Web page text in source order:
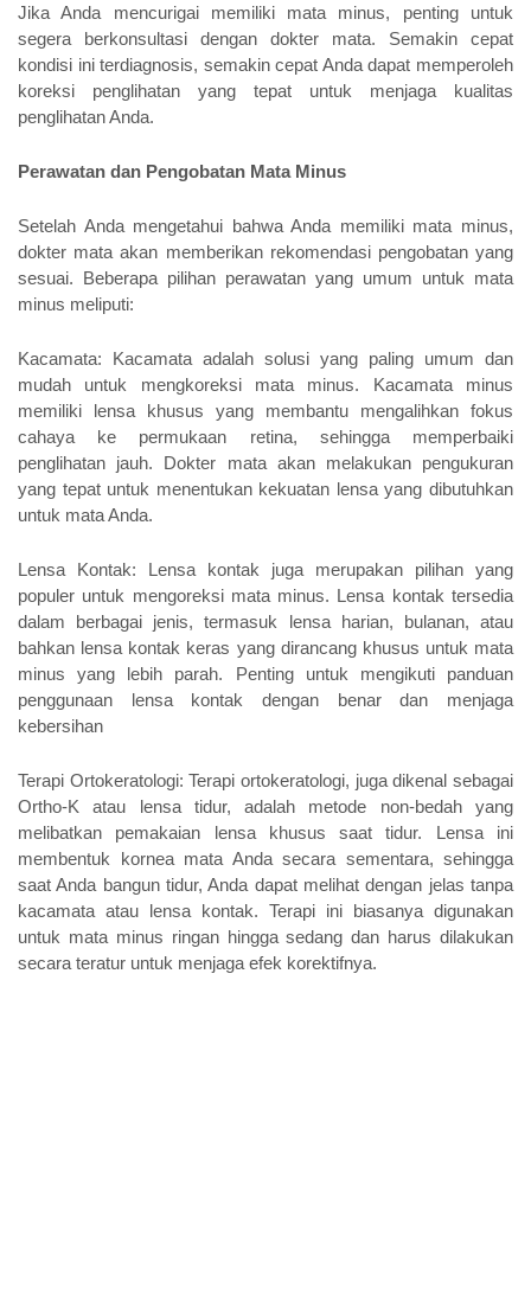
Jika Anda mencurigai memiliki mata minus, penting untuk
segera berkonsultasi dengan dokter mata. Semakin cepat
kondisi ini terdiagnosis, semakin cepat Anda dapat memperoleh
koreksi penglihatan yang tepat untuk menjaga kualitas
penglihatan Anda.
Perawatan dan Pengobatan Mata Minus
Setelah Anda mengetahui bahwa Anda memiliki mata minus,
dokter mata akan memberikan rekomendasi pengobatan yang
sesuai. Beberapa pilihan perawatan yang umum untuk mata
minus meliputi:
Kacamata: Kacamata adalah solusi yang paling umum dan
mudah untuk mengkoreksi mata minus. Kacamata minus
memiliki lensa khusus yang membantu mengalihkan fokus
cahaya ke permukaan retina, sehingga memperbaiki
penglihatan jauh. Dokter mata akan melakukan pengukuran
yang tepat untuk menentukan kekuatan lensa yang dibutuhkan
untuk mata Anda.
Lensa Kontak: Lensa kontak juga merupakan pilihan yang
populer untuk mengoreksi mata minus. Lensa kontak tersedia
dalam berbagai jenis, termasuk lensa harian, bulanan, atau
bahkan lensa kontak keras yang dirancang khusus untuk mata
minus yang lebih parah. Penting untuk mengikuti panduan
penggunaan lensa kontak dengan benar dan menjaga
kebersihan
Terapi Ortokeratologi: Terapi ortokeratologi, juga dikenal sebagai
Ortho-K atau lensa tidur, adalah metode non-bedah yang
melibatkan pemakaian lensa khusus saat tidur. Lensa ini
membentuk kornea mata Anda secara sementara, sehingga
saat Anda bangun tidur, Anda dapat melihat dengan jelas tanpa
kacamata atau lensa kontak. Terapi ini biasanya digunakan
untuk mata minus ringan hingga sedang dan harus dilakukan
secara teratur untuk menjaga efek korektifnya.